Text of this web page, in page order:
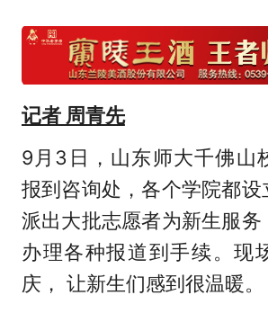
记者 周青先
9月3日，山东师大千佛山
报到咨询处，各个学院都设
派出大批志愿者为新生服务
办理各种报道到手续。现
庆， 让新生们感到很温暖。